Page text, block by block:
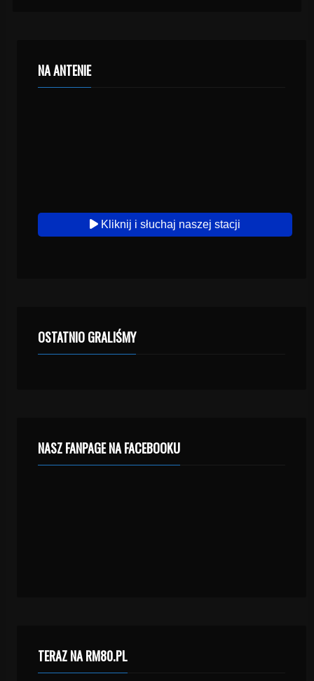
NA ANTENIE
Kliknij i słuchaj naszej stacji
OSTATNIO GRALIŚMY
NASZ FANPAGE NA FACEBOOKU
TERAZ NA RM80.PL